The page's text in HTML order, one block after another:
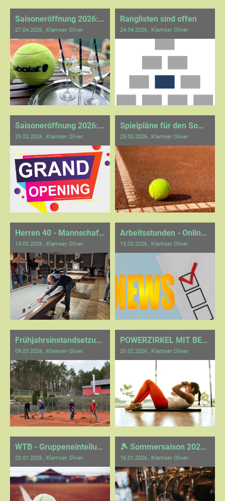
Saisoneröffnung 2026: Ein sonniges Highlight für Groß und Klein
27.04.2026 , Klamser Oliver
Ranglisten sind offen
24.04.2026 , Klamser Oliver
Saisoneröffnung 2026: Einladung
29.03.2026 , Klamser Oliver
Spielpläne für den Sommer 2026 sind online!
25.03.2026 , Klamser Oliver
Herren 40 - Mannschaftsabend
14.03.2026 , Klamser Oliver
Arbeitsstunden - Online einreichen
13.03.2026 , Klamser Oliver
Frühjahrsinstandsetzung 2026
09.03.2026 , Klamser Oliver
POWERZIRKEL MIT BEDDE
20.02.2026 , Klamser Oliver
WTB - Gruppeneinteilungen Sommer 2026
23.01.2026 , Klamser Oliver
🎾 Sommersaison 2026 – Wir starten mit der Bewirtungsplanung! ☀️
16.01.2026 , Klamser Oliver